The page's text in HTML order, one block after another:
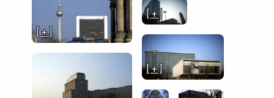
[ + ]
[ + ]
[ + ]